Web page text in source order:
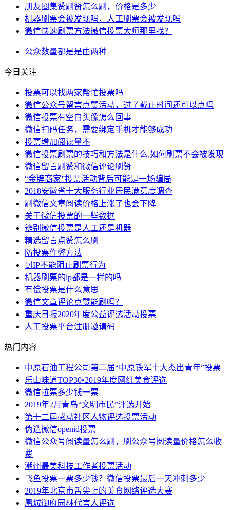
朋友圈集赞刷赞怎么刷，价格是多少
机器刷票会被发现吗，人工刷票会被发现吗
微信快速刷票方法微信投票大师那里找？
公众数量都是是由两种
今日关注
投票可以找两家帮忙投票吗
微信公众号留言点赞活动，过了截止时间还可以点吗
微信投票有空白头像怎么回事
微信扫码任务，需要绑定手机才能够成功
投票增加阅读量不
微信投票刷票的技巧和方法是什么,如何刷票不会被发现
微信留言刷赞和微信评论刷赞
“金牌商家”投票活动背后可能是一场骗局
2018安徽省十大服务行业居民满意度调查
刷微信文章阅读价格上涨了也会下降
关于微信投票的一些数据
辨别微信投票是人工还是机器
精选留言点赞怎么刷
​防投票作弊方法
封IP不能阻止刷票行为
机器刷票的ip都是一样的吗
有偿投票是什么意思
微信文章评论点赞能刷吗？
重庆日报2020年度公益评选活动投票
人工投票平台注册邀请码
热门内容
中原石油工程公司第二届“中原铁军十大杰出青年”投票
乐山味道TOP30•2019年度网红美食评选
微信拉票多少钱一票
2019年2月青岛“文明市民”评选开始
第十二届感动社区人物评选投票活动
伪造微信openid投票
微信公众号阅读量怎么刷，刷公众号阅读量价格怎么收
费
潮州最美科技工作者投票活动
飞鱼投票一票多少钱？微信投票最后一天冲刺多少
2019年北京市舌尖上的美食网络评选大赛
凰城御府园林代言人评选